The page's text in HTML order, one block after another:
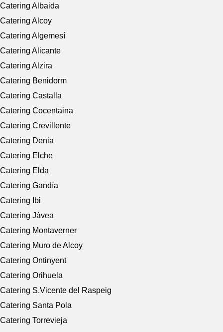
Catering Albaida
Catering Alcoy
Catering Algemesí
Catering Alicante
Catering Alzira
Catering Benidorm
Catering Castalla
Catering Cocentaina
Catering Crevillente
Catering Denia
Catering Elche
Catering Elda
Catering Gandía
Catering Ibi
Catering Jávea
Catering Montaverner
Catering Muro de Alcoy
Catering Ontinyent
Catering Orihuela
Catering S.Vicente del Raspeig
Catering Santa Pola
Catering Torrevieja